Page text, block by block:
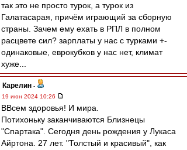
так это не просто турок, а турок из
Галатасарая, причём играющий за сборную
страны. Зачем ему ехать в РПЛ в полном
расцвете сил? зарплаты у нас с турками +-
одинаковые, еврокубков у нас нет, климат
хуже...
Карелин -
19 июн 2024 10:26
ВВсем здоровья! И мира.
Потихоньку заканчиваются Близнецы
"Спартака". Сегодня день рождения у Лукаса
Айртона. 27 лет. "Толстый и красивый", как